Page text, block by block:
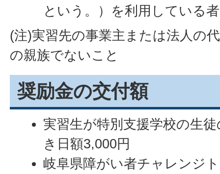
という。）を利用している者
(注)実習先の事業主または法人の
の親族でないこと
奨励金の交付額
実習生が特別支援学校の生
き日額3,000円
岐阜県障がい者チャレンジ